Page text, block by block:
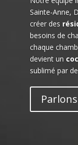
Sainte-Anne,
créer des
besoins de
chaque
devient un
sublimé par